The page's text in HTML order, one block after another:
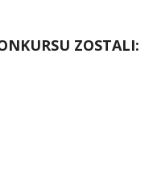
ZOSTALI: